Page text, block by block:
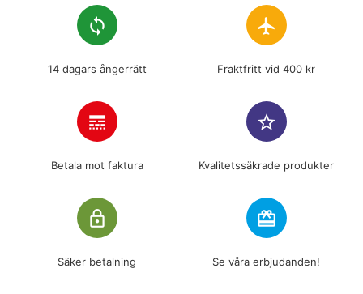
loop
14 dagars ångerrätt
flight
Fraktfritt vid 400 kr
line_style
Betala mot faktura
star_border
Kvalitetssäkrade produkter
lock_outline
Säker betalning
redeem
Se våra erbjudanden!